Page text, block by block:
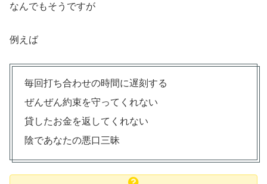
なんでもそうですが
例えば
毎回打ち合わせの時間に遅刻する
ぜんぜん約束を守ってくれない
貸したお金を返してくれない
陰であなたの悪口三昧